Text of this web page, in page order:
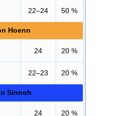
22–24 50 %
Hoenn
24 20 %
22–23 20 %
Sinnoh
24 20 %